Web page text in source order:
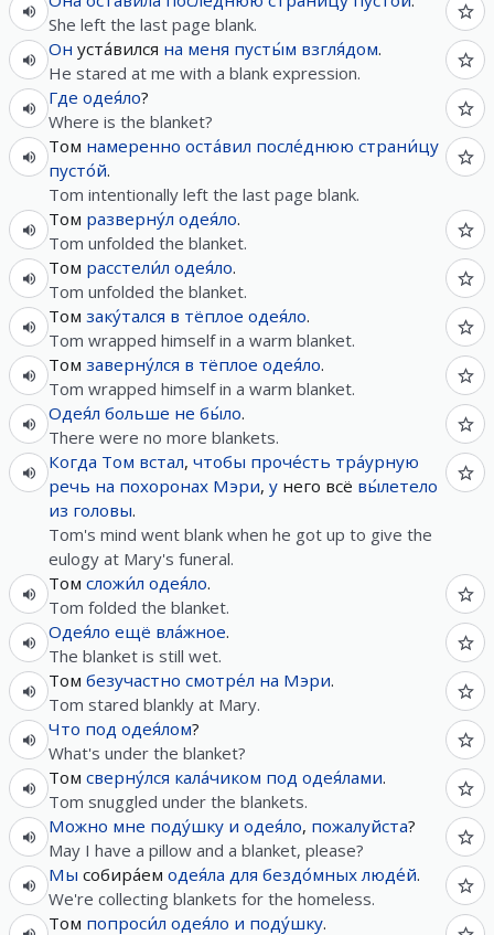
She left the last page blank.
Он уста́вился на меня пусты́м взгля́дом.
He stared at me with a blank expression.
Где одея́ло?
Where is the blanket?
Том намеренно оста́вил после́днюю страни́цу
пусто́й.
Tom intentionally left the last page blank.
Том разверну́л одея́ло.
Tom unfolded the blanket.
Том расстели́л одея́ло.
Tom unfolded the blanket.
Том заку́тался в тёплое одея́ло.
Tom wrapped himself in a warm blanket.
Том заверну́лся в тёплое одея́ло.
Tom wrapped himself in a warm blanket.
Одея́л больше не бы́ло.
There were no more blankets.
Когда Том встал, чтобы проче́сть тра́урную
речь на похоронах Мэри, у него всё вы́летело
из головы.
Tom's mind went blank when he got up to give the
eulogy at Mary's funeral.
Том сложи́л одея́ло.
Tom folded the blanket.
Одея́ло ещё вла́жное.
The blanket is still wet.
Том безучастно смотре́л на Мэри.
Tom stared blankly at Mary.
Что под одея́лом?
What's under the blanket?
Том сверну́лся кала́чиком под одея́лами.
Tom snuggled under the blankets.
Можно мне поду́шку и одея́ло, пожалуйста?
May I have a pillow and a blanket, please?
Мы собира́ем одея́ла для бездо́мных люде́й.
We're collecting blankets for the homeless.
Том попроси́л одея́ло и поду́шку.